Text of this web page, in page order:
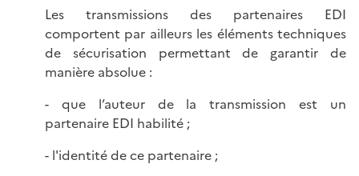
Les transmissions des partenaires EDI
comportent par ailleurs les éléments techniques
de sécurisation permettant de garantir de
manière absolue :
- que l’auteur de la transmission est un
partenaire EDI habilité ;
- l'identité de ce partenaire ;